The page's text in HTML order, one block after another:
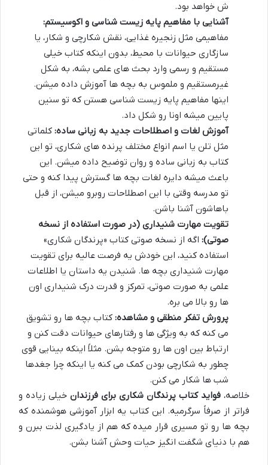
ش خواهد بود.
آشنایی با مفاهیم پایه زیست شناسی و اکوسیستم:
مفاهیمی مثل زنجیره غذایی، نقش شکارچی و شکار، یا
سازگاری حیوانات با محیط، بدون اینکه کتاب خیلی
مستقیم و رسمی وارد بحث های علمی بشه، به شکل
غیرمستقیم و ملموس به بچه ها آموزش داده میشن.
اینها مفاهیم پایه زیست شناسی هستن که تو سنین
پایین میشه اونا رو شکل داد.
آموزش لغات و اصطلاحات جدید به زبانی ساده: کلماتی
مثل تلن یا اسم انواع مختلف پرنده های شکاری، تو این
کتاب به زبانی ساده و روان توضیح داده میشن. این
باعث میشه دایره لغات بچه ها گسترش پیدا کنه و حتی
تو مدرسه وقتی با این اصطلاحات روبرو میشن، از قبل
باهاشون آشنا باشن.
تقویت مهارت شنیداری (در صورت استفاده از نسخه
صوتی): اگه از نسخه صوتی کتاب «پرندگان شکاری»
استفاده کنید، این خودش یه فرصت عالیه برای تقویت
مهارت شنیداری بچه ها. شنیدن یه داستان یا اطلاعات
علمی به صورت صوتی، تمرکز و قدرت درک شنیداری اون
ها رو بالا می بره.
پرورش تفکر منطقی و مشاهده: کتاب بچه ها رو تشویق
می کنه که به ویژگی ها و رفتارهای حیوانات دقت کنن و
ارتباط بین اون ها رو متوجه بشن. مثلاً اینکه بینایی قوی
چطور به شکارچی بودن کمک می کنه یا اینکه چرا جغدها
شب ها شکار می کنن.
خلاصه، فواید کتاب پرندگان شکاری برای فرزندان خیلی زیاده و
فراتر از صرفاً سرگرمیه. این کتاب یه ابزار آموزشی هوشمنده که
بچه ها رو تو مسیری قرار میده که هم از یادگیری لذت ببرن و
هم با دنیای شگفت انگیز حیات وحش آشنا بشن.